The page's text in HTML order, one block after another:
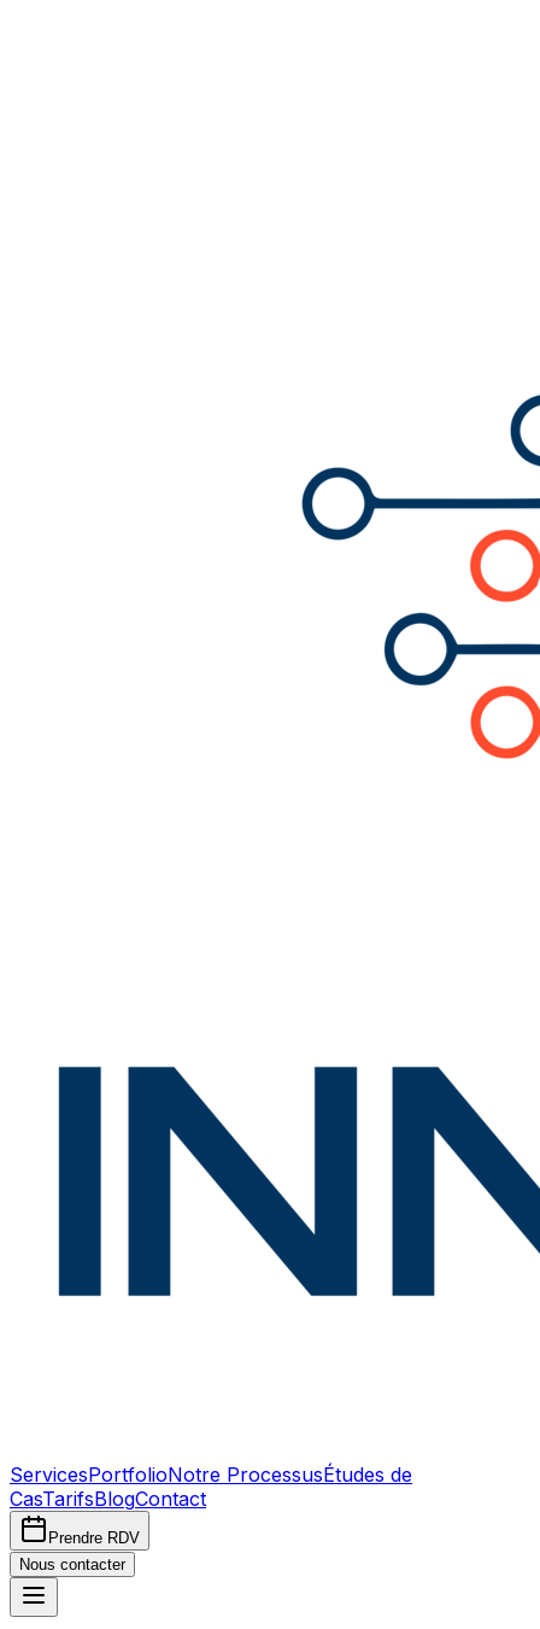
ServicesPortfolioNotre ProcessusÉtudes de
CasTarifsBlogContact
Prendre RDV
Nous contacter